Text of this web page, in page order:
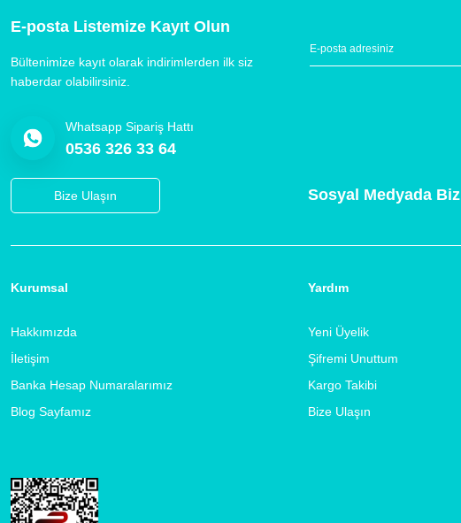
E-posta Listemize Kayıt Olun
Bültenimize kayıt olarak indirimlerden ilk siz
haberdar olabilirsiniz.
Whatsapp Sipariş Hattı
0536 326 33 64
Bize Ulaşın Sosyal Medyada Biz
Kurumsal
Hakkımızda
İletişim
Banka Hesap Numaralarımız
Blog Sayfamız
Yardım
Yeni Üyelik
Şifremi Unuttum
Kargo Takibi
Bize Ulaşın